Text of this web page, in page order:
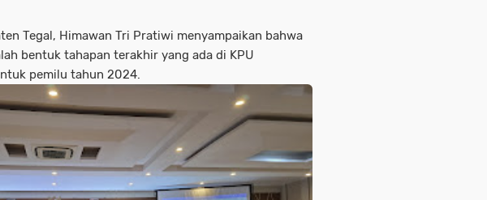
Tegal, Himawan Tri Pratiwi menyampaikan bahwa
bentuk tahapan terakhir yang ada di KPU
pemilu tahun 2024.